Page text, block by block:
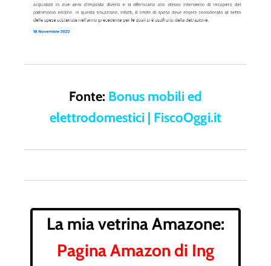
Fonte: Bonus mobili ed
elettrodomestici | FiscoOggi.it
La mia vetrina Amazone:
Pagina Amazon di Ing